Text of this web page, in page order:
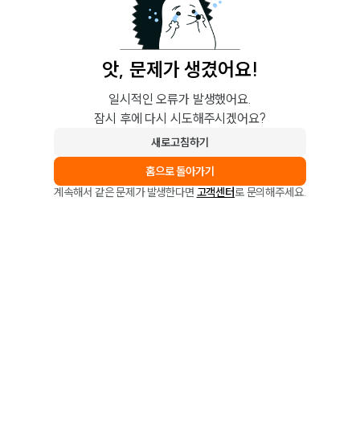
앗, 문제가 생겼어요!
일시적인 오류가 발생했어요.
잠시 후에 다시 시도해주시겠어요?
새로고침하기
홈으로 돌아가기
계속해서 같은 문제가 발생한다면 고객센터로 문의해주세요.